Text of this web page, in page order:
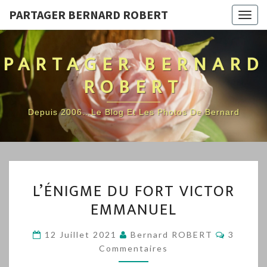
PARTAGER BERNARD ROBERT
PARTAGER BERNARD
ROBERT
Depuis 2006…Le Blog Et Les Photos De Bernard
DU
FORT
L’ÉNIGME DU FORT VICTOR
EMMANUEL
12 Juillet 2021 Bernard ROBERT
3
Commentaires